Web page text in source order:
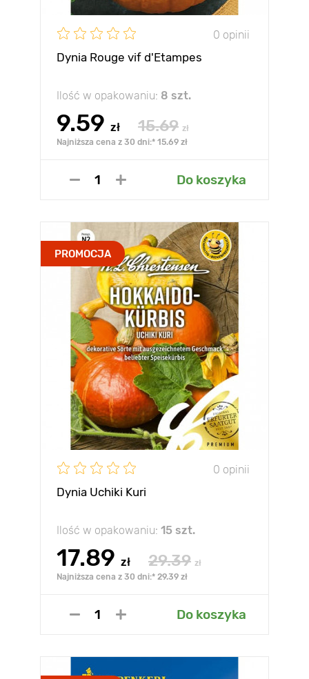
0 opinii
Dynia Rouge vif d'Etampes
Ilość w opakowaniu: 8 szt.
9.59 zł 15.69 zł
Najniższa cena z 30 dni:* 15.69 zł
Do koszyka
PROMOCJA
0 opinii
Dynia Uchiki Kuri
Ilość w opakowaniu: 15 szt.
17.89 zł 29.39 zł
Najniższa cena z 30 dni:* 29.39 zł
Do koszyka